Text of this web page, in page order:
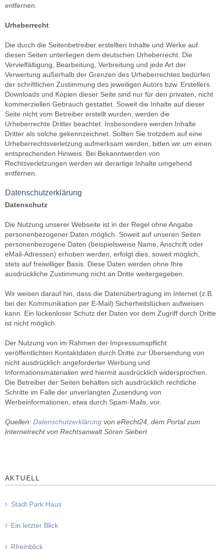
entfernen.
Urheberrecht
Die durch die Seitenbetreiber erstellten Inhalte und Werke auf
diesen Seiten unterliegen dem deutschen Urheberrecht. Die
Vervielfältigung, Bearbeitung, Verbreitung und jede Art der
Verwertung außerhalb der Grenzen des Urheberrechtes bedürfen
der schriftlichen Zustimmung des jeweiligen Autors bzw. Erstellers.
Downloads und Kopien dieser Seite sind nur für den privaten, nicht
kommerziellen Gebrauch gestattet. Soweit die Inhalte auf dieser
Seite nicht vom Betreiber erstellt wurden, werden die
Urheberrechte Dritter beachtet. Insbesondere werden Inhalte
Dritter als solche gekennzeichnet. Sollten Sie trotzdem auf eine
Urheberrechtsverletzung aufmerksam werden, bitten wir um einen
entsprechenden Hinweis. Bei Bekanntwerden von
Rechtsverletzungen werden wir derartige Inhalte umgehend
entfernen.
Datenschutzerklärung
Datenschutz
Die Nutzung unserer Webseite ist in der Regel ohne Angabe
personenbezogener Daten möglich. Soweit auf unseren Seiten
personenbezogene Daten (beispielsweise Name, Anschrift oder
eMail-Adressen) erhoben werden, erfolgt dies, soweit möglich,
stets auf freiwilliger Basis. Diese Daten werden ohne Ihre
ausdrückliche Zustimmung nicht an Dritte weitergegeben.
Wir weisen darauf hin, dass die Datenübertragung im Internet (z.B.
bei der Kommunikation per E-Mail) Sicherheitslücken aufweisen
kann. Ein lückenloser Schutz der Daten vor dem Zugriff durch Dritte
ist nicht möglich.
Der Nutzung von im Rahmen der Impressumspflicht
veröffentlichten Kontaktdaten durch Dritte zur Übersendung von
nicht ausdrücklich angeforderter Werbung und
Informationsmaterialien wird hiermit ausdrücklich widersprochen.
Die Betreiber der Seiten behalten sich ausdrücklich rechtliche
Schritte im Falle der unverlangten Zusendung von
Werbeinformationen, etwa durch Spam-Mails, vor.
Quellen: Datenschutzerklärung von eRecht24, dem Portal zum
Internetrecht von Rechtsanwalt Sören Siebert
AKTUELL
Stadt Park Haus
Ein letzter Blick
Rheinblick